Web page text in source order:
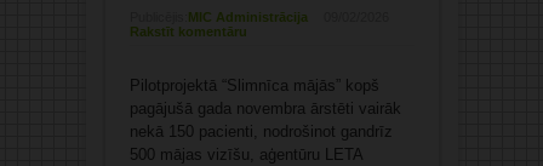
MIC Administrācija
Rakstīt komentāru
Pilotprojektā “Slimnīca mājās” kopš
pagājušā gada novembra ārstēti vairāk
nekā 150 pacienti, nodrošinot gandrīz
500 mājas vizīšu, aģentūru LETA